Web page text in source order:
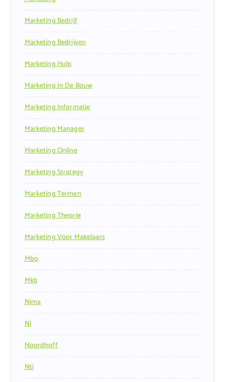
Marketing Bedrijf
Marketing Bedrijven
Marketing Hulp
Marketing In De Bouw
Marketing Informatie
Marketing Manager
Marketing Online
Marketing Strategy
Marketing Termen
Marketing Theorie
Marketing Voor Makelaars
Mbo
Mkb
Nima
Nl
Noordhoff
Nti